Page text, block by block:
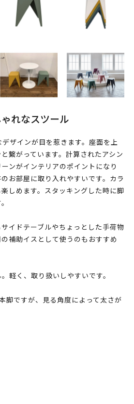
れなスツール
ザインが目を惹きます。座面を上
繋がっています。計算されたアシン
ンがインテリアのポイントになり
お部屋に取り入れやすいです。カラ
しめます。スタッキングした時に脚
イドテーブルやちょっとした手荷物
補助イスとして使うのもおすすめ
軽く、取り扱いしやすいです。
脚ですが、見る角度によって太さが